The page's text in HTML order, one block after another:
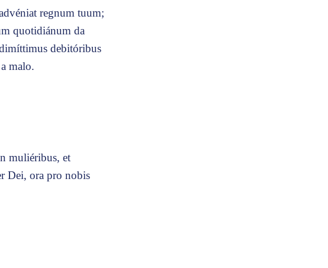
regnum tuum;
quotidiánum da
debitóribus
malo.
muliéribus, et
Dei, ora pro nobis